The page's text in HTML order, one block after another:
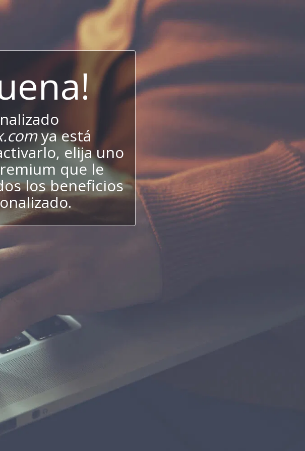
ya está
elija uno
que le
los beneficios